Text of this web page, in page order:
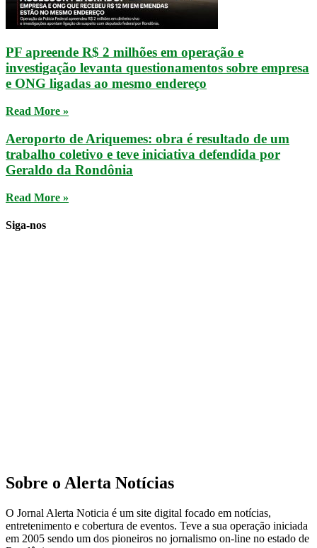
PF apreende R$ 2 milhões em operação e
investigação levanta questionamentos sobre empresa
e ONG ligadas ao mesmo endereço
Read More »
Aeroporto de Ariquemes: obra é resultado de um
trabalho coletivo e teve iniciativa defendida por
Geraldo da Rondônia
Read More »
Siga-nos
Sobre o Alerta Notícias
O Jornal Alerta Noticia é um site digital focado em notícias,
entretenimento e cobertura de eventos. Teve a sua operação iniciada
em 2005 sendo um dos pioneiros no jornalismo on-line no estado de